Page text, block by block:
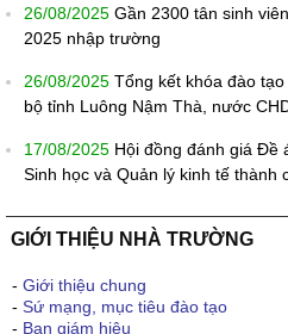
26/08/2025 Gần 2300 tân sinh
2025 nhập trường
26/08/2025 Tổng kết khóa đào
bộ tỉnh Luông Nậm Thà, nước
17/08/2025 Hội đồng đánh giá Đề
Sinh học và Quản lý kinh tế thành
GIỚI THIỆU NHÀ TRƯỜNG
- Giới thiệu chung
- Sứ mạng, mục tiêu đào tạo
- Ban giám hiệu